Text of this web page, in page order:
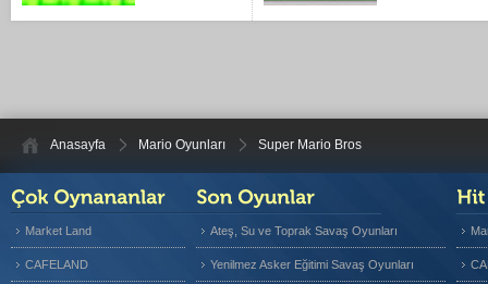
Anasayfa Mario Oyunları Super Mario Bros
Market Land
CAFELAND
Ateş, Su ve Toprak Savaş Oyunları
Yenilmez Asker Eğitimi Savaş Oyunları